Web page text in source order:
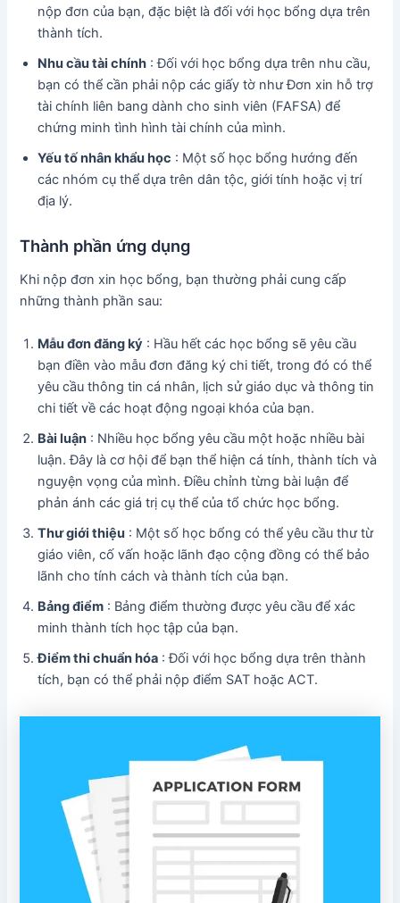
nộp đơn của bạn, đặc biệt là đối với học bổng dựa trên
thành tích.
Nhu cầu tài chính : Đối với học bổng dựa trên nhu cầu,
bạn có thể cần phải nộp các giấy tờ như Đơn xin hỗ trợ
tài chính liên bang dành cho sinh viên (FAFSA) để
chứng minh tình hình tài chính của mình.
Yếu tố nhân khẩu học : Một số học bổng hướng đến
các nhóm cụ thể dựa trên dân tộc, giới tính hoặc vị trí
địa lý.
Thành phần ứng dụng
Khi nộp đơn xin học bổng, bạn thường phải cung cấp
những thành phần sau:
Mẫu đơn đăng ký : Hầu hết các học bổng sẽ yêu cầu
bạn điền vào mẫu đơn đăng ký chi tiết, trong đó có thể
yêu cầu thông tin cá nhân, lịch sử giáo dục và thông tin
chi tiết về các hoạt động ngoại khóa của bạn.
Bài luận : Nhiều học bổng yêu cầu một hoặc nhiều bài
luận. Đây là cơ hội để bạn thể hiện cá tính, thành tích và
nguyện vọng của mình. Điều chỉnh từng bài luận để
phản ánh các giá trị cụ thể của tổ chức học bổng.
Thư giới thiệu : Một số học bổng có thể yêu cầu thư từ
giáo viên, cố vấn hoặc lãnh đạo cộng đồng có thể bảo
lãnh cho tính cách và thành tích của bạn.
Bảng điểm : Bảng điểm thường được yêu cầu để xác
minh thành tích học tập của bạn.
Điểm thi chuẩn hóa : Đối với học bổng dựa trên thành
tích, bạn có thể phải nộp điểm SAT hoặc ACT.